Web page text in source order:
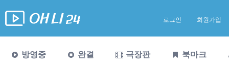
로그인 회원가입
방영중 완결 극장판 북마크